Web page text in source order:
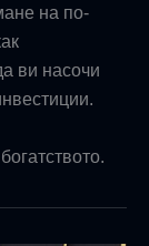
на по-
ви насочи